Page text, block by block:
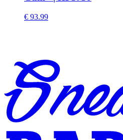
€ 93.99